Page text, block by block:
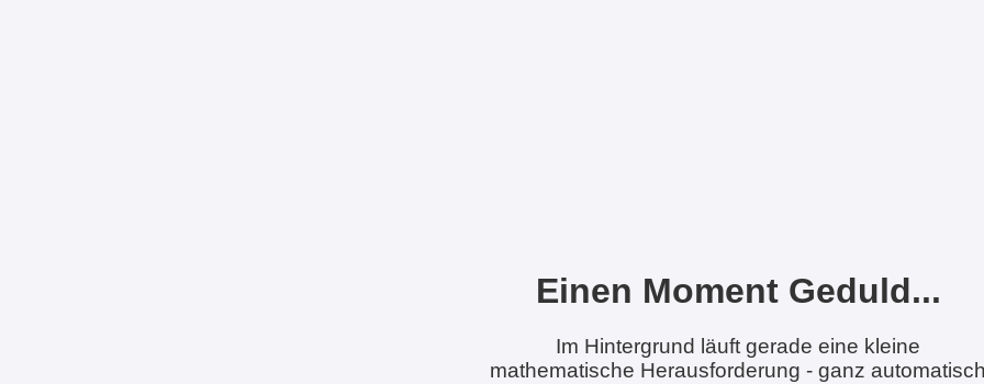
Einen Moment Geduld...
Im Hintergrund läuft gerade eine kleine
mathematische Herausforderung - ganz